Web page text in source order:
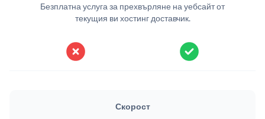
Безплатна услуга за прехвърляне на уебсайт от
текущия ви хостинг доставчик.
Скорост